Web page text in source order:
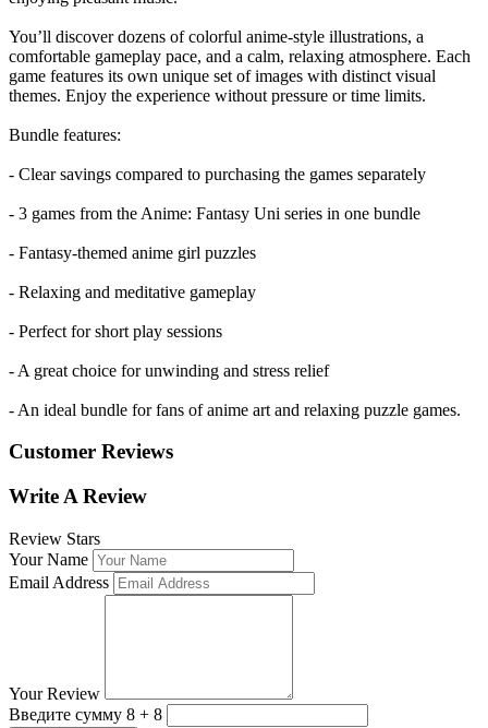
You’ll discover dozens of colorful anime-style illustrations, a
comfortable gameplay pace, and a calm, relaxing atmosphere. Each
game features its own unique set of images with distinct visual
themes. Enjoy the experience without pressure or time limits.
Bundle features:
- Clear savings compared to purchasing the games separately
- 3 games from the Anime: Fantasy Uni series in one bundle
- Fantasy-themed anime girl puzzles
- Relaxing and meditative gameplay
- Perfect for short play sessions
- A great choice for unwinding and stress relief
- An ideal bundle for fans of anime art and relaxing puzzle games.
Customer Reviews
Write A Review
Review Stars
Your Name
Email Address
Your Review
Введите сумму 8 + 8